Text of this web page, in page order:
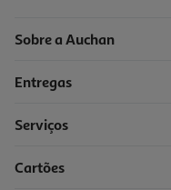
Sobre a Auchan
Entregas
Serviços
Cartões